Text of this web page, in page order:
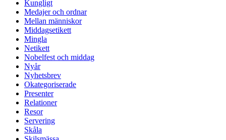
Kungligt
Medajer och ordnar
Mellan människor
Middagsetikett
Mingla
Netikett
Nobelfest och middag
Nyår
Nyhetsbrev
Okategoriserade
Presenter
Relationer
Resor
Servering
Skåla